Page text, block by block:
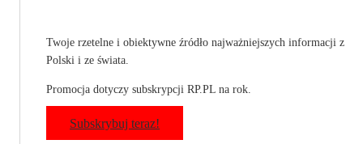
Twoje rzetelne i obiektywne źródło najważniejszych informacji z
Polski i ze świata.
Promocja dotyczy subskrypcji RP.PL na rok.
Subskrybuj teraz!